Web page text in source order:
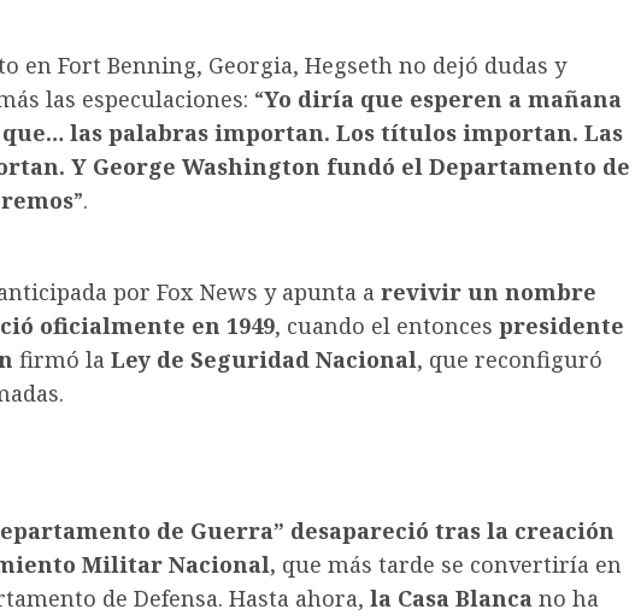
en Fort Benning, Georgia, Hegseth no dejó dudas y
las especulaciones: “Yo diría que esperen a mañana
que… las palabras importan. Los títulos importan. Las
Y George Washington fundó el Departamento de
”.
por Fox News y apunta a revivir un nombre
oficialmente en 1949, cuando el entonces presidente
firmó la Ley de Seguridad Nacional, que reconfiguró
de Guerra” desapareció tras la creación
Militar Nacional, que más tarde se convertiría en
de Defensa. Hasta ahora, la Casa Blanca no ha